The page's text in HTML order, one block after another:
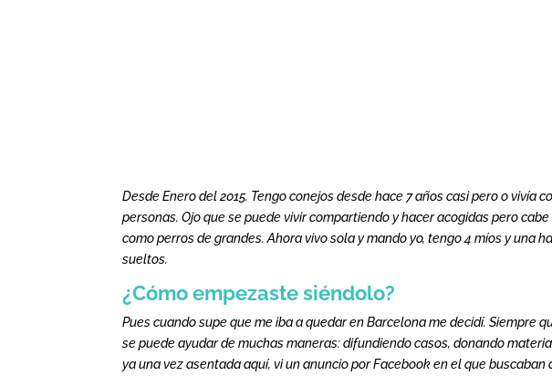
Desde Enero del 2015. Tengo conejos desde hace 7 años casi pero o vivía
personas. Ojo que se puede vivir compartiendo y hacer acogidas pero
como perros de grandes. Ahora vivo sola y mando yo, tengo 4 míos y una
sueltos.
¿Cómo empezaste siéndolo?
Pues cuando supe que me iba a quedar en Barcelona me decidí. Siempre
se puede ayudar de muchas maneras: difundiendo casos, donando
ya una vez asentada aquí, vi un anuncio por Facebook en el que